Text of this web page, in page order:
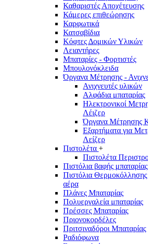
Καθαριστές Αποχέτευσης
Κάμερες επιθεώρησης
Καρφωτικά
Κατσαβίδια
Κόφτες Δομικών Υλικών
Λειαντήρες
Μπαταρίες - Φορτιστές
Μπουλονόκλειδα
Όργανα Μέτρησης -
Ανιχνευτές υλικών
Αλφάδια μπαταρίας
Ηλεκτρονικοί
Λέιζερ
Όργανα Μέτρησης
Εξαρτήματα για
Λείζερ
Πιστολέτα +
Πιστολέτα
Πιστόλια βαφής μπαταρίας
Πιστόλια
αέρα
Πλάνες Μπαταρίας
Πολυεργαλεία μπαταρίας
Πρέσσες Μπαταρίας
Πριονοκορδέλες
Πριτσιναδόροι Μπαταρίας
Ραδιόφωνα